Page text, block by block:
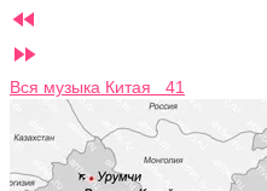


Вся музыка Китая 41